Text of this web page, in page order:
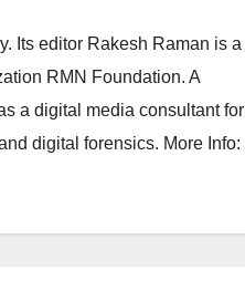
Its editor Rakesh Raman is a
RMN Foundation. A
a digital media consultant for
digital forensics. More Info: